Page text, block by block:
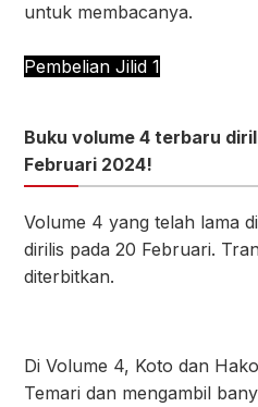
untuk membacanya.
Pembelian Jilid 1
Buku volume 4 terbaru
Februari 2024!
Volume 4 yang telah lama
dirilis pada 20 Februari.
diterbitkan.
Di Volume 4, Koto dan
Temari dan mengambil